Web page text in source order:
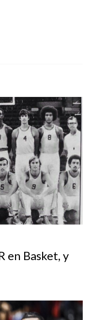
en Basket, y